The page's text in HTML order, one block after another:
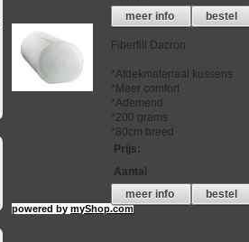
meer info
bestel
Fiberfill Dacron
*Afdekmateriaal kussens
*Meer comfort
*Ademend
*200 grams
*80cm breed
Prijs:
Aantal
meer info
bestel
powered bymyShop.com